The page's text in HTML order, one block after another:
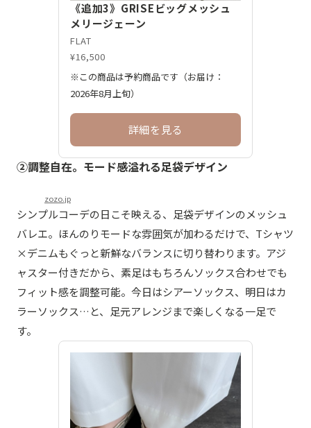
《追加3》GRISEビッグメッシュ
メリージェーン
FLAT
¥16,500
※この商品は予約商品です（お届け：
2026年8月上旬）
詳細を見る
②調整自在。モード感溢れる足袋デザイン
zozo.jp
シンプルコーデの日こそ映える、足袋デザインのメッシュ
バレエ。ほんのりモードな雰囲気が加わるだけで、Tシャツ
×デニムもぐっと新鮮なバランスに切り替わります。アジ
ャスター付きだから、素足はもちろんソックス合わせでも
フィット感を調整可能。今日はシアーソックス、明日はカ
ラーソックス…と、足元アレンジまで楽しくなる一足で
す。